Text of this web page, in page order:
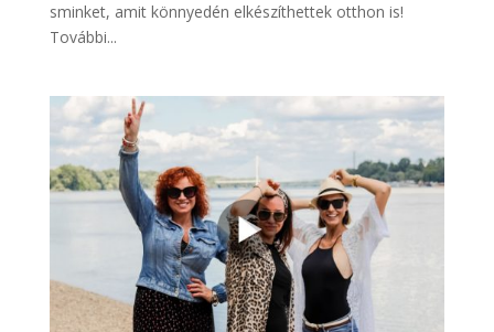
sminket, amit könnyedén elkészíthettek otthon is!
További...